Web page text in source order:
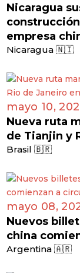
Nicaragua
empresa
Nicaragua 🇳🇮
mayo 10,
Nueva ruta
de Tianjin y
Brasil 🇧🇷
mayo 08,
Nuevos
china
Argentina 🇦🇷